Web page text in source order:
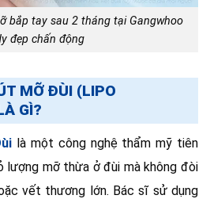
bắp tay sau 2 tháng tại Gangwhoo
đẹp chấn động
MỠ ĐÙI (LIPO
GÌ?
là một công nghệ thẩm mỹ tiên
lượng mỡ thừa ở đùi mà không đòi
vết thương lớn. Bác sĩ sử dụng